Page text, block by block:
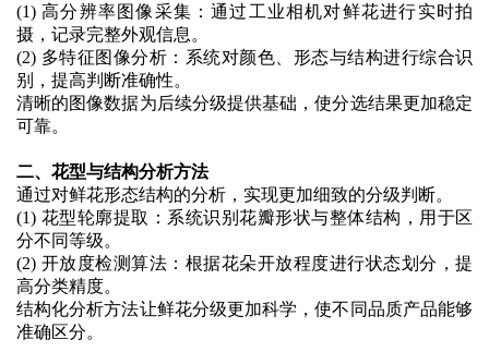
(1)高分辨率图像采集：通过工业相机对鲜花进行实时拍
摄，记录完整外观信息 。
(2) 多特征图像分析：系统对颜色、形态与结构进行综合识
别，提高判断准确性。
清晰的图像数据为后续分级提供基础，使分选结果更加稳定
可靠。
二、花型与结构分析方法
通过对鲜花形态结构的分析，实现更加细致的分级判断。
(1) 花型轮廓提取：系统识别花瓣形状与整体结构，用于区
分不同等级。
(2) 开放度检测算法：根据花朵开放程度进行状态划分，提
高分类精度。
结构化分析方法让鲜花分级更加科学，使不同品质产品能够
准确区分。